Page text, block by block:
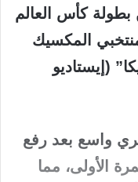
انطلقت النسخة 23 من بطولة كأس العالم
بين منتخبي المكسيك
(إيستاديو
واسع بعد رفع
48 منتخباً للمرة الأولى، مما